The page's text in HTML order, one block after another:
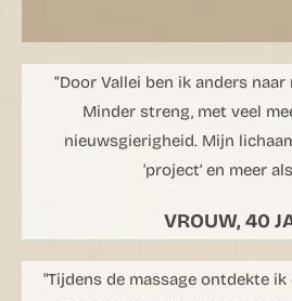
“Door Vallei ben ik anders
Minder streng, met veel
nieuwsgierigheid. Mijn
‘project’ en meer
VROUW, 40
"Tijdens de massage ontdekte